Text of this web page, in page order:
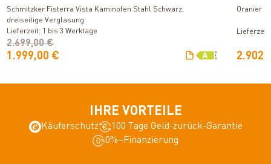
Schmitzker Fisterra Vista Kaminofen Stahl Schwarz,
dreiseitige Verglasung
Lieferzeit: 1 bis 3 Werktage
1.999,00 €
2.699,00 €
Oranier
IHRE VORTEILE
Käuferschutz
100 Tage Geld-zurück-Garantie
0%–Finanzierung